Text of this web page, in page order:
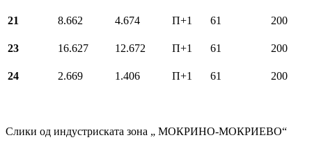
21 8.662 4.674 П+1 61 200
23 16.627 12.672 П+1 61 200
24 2.669 1.406 П+1 61 200
Слики од индустриската зона „ МОКРИНО-МОКРИЕВО“